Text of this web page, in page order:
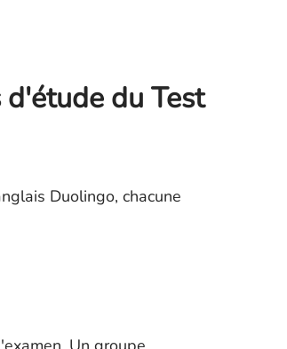
du Test
Duolingo, chacune